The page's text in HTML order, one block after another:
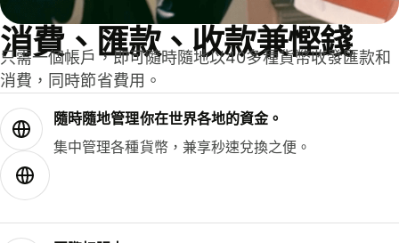
消費、匯款、收款兼慳錢
只需一個帳戶，即可隨時隨地以40多種貨幣收發匯款和
消費，同時節省費用。
隨時隨地管理你在世界各地的資金。
集中管理各種貨幣，兼享秒速兌換之便。